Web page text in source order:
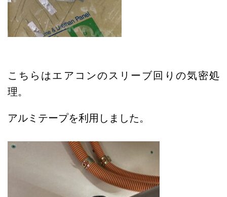
こちらはエアコンのスリーブ回りの気密処
理。
アルミテープを利用しました。